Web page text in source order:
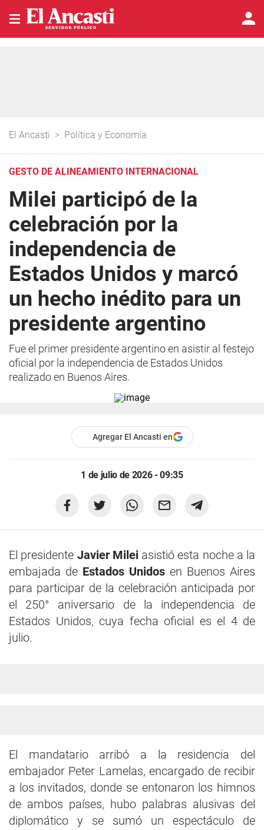
El Ancasti > Política y Economía
GESTO DE ALINEAMIENTO INTERNACIONAL
Milei participó de la
celebración por la
independencia de
Estados Unidos y marcó
un hecho inédito para un
presidente argentino
Fue el primer presidente argentino en asistir al festejo
oficial por la independencia de Estados Unidos
realizado en Buenos Aires.
Agregar El Ancasti en
1 de julio de 2026 - 09:35
El presidente Javier Milei asistió esta noche a la
embajada de Estados Unidos en Buenos Aires
para participar de la celebración anticipada por
el 250° aniversario de la independencia de
Estados Unidos, cuya fecha oficial es el 4 de
julio.
El mandatario arribó a la residencia del
embajador Peter Lamelas, encargado de recibir
a los invitados, donde se entonaron los himnos
de ambos países, hubo palabras alusivas del
diplomático y se sumó un espectáculo de